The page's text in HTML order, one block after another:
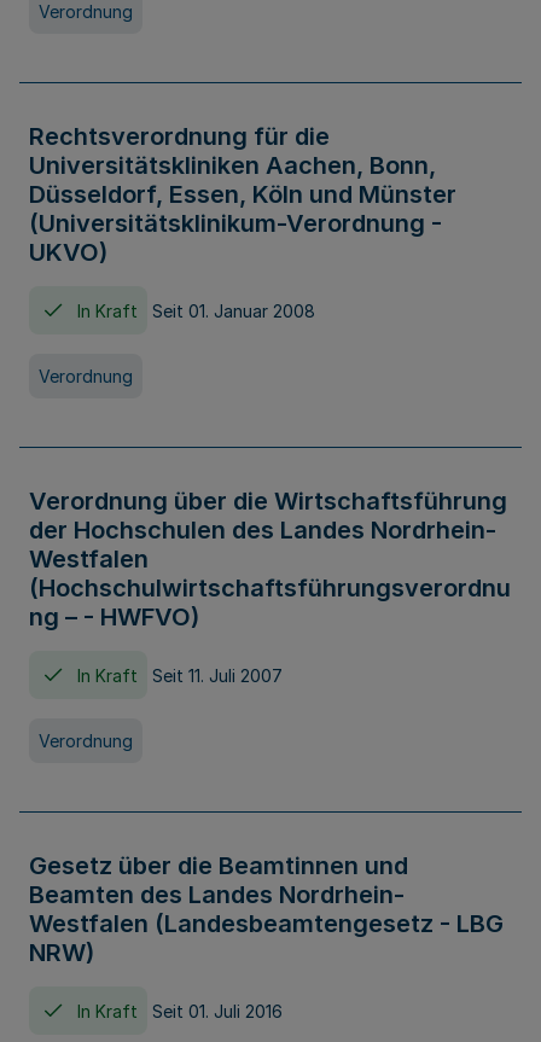
Verordnung
Rechtsverordnung für die
Universitätskliniken Aachen, Bonn,
Düsseldorf, Essen, Köln und Münster
(Universitätsklinikum-Verordnung -
UKVO)
In Kraft Seit 01. Januar 2008
Verordnung
Verordnung über die Wirtschaftsführung
der Hochschulen des Landes Nordrhein-
Westfalen
(Hochschulwirtschaftsführungsverordnu
ng – - HWFVO)
In Kraft Seit 11. Juli 2007
Verordnung
Gesetz über die Beamtinnen und
Beamten des Landes Nordrhein-
Westfalen (Landesbeamtengesetz - LBG
NRW)
In Kraft Seit 01. Juli 2016